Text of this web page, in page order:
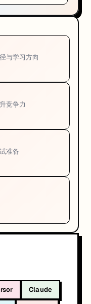
与学习方向
竞争力
准备
Claude